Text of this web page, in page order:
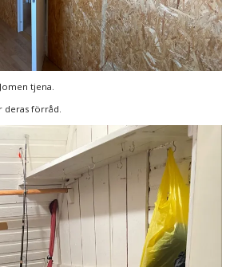
tjena.
deras förråd.